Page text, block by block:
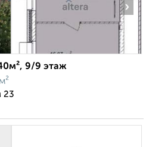
›
9/9 этаж
23